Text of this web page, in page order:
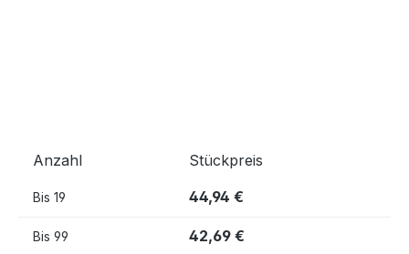
Anzahl Stückpreis
Bis 19 44,94 €
Bis 99 42,69 €